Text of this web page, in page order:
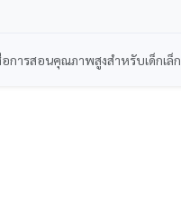
การสอนคุณภาพสูงสำหรับเด็กเล็ก